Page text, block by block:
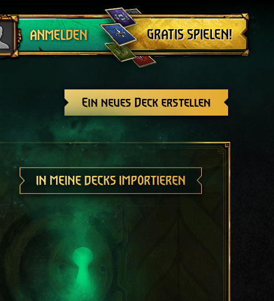
ANMELDEN
Abmelden
GRATIS SPIELEN!
Ein neues Deck erstellen
IN MEINE DECKS IMPORTIEREN